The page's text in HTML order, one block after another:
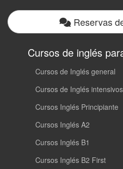
Reservas
Cursos de inglés
Cursos de Inglés general
Cursos de Inglés intensivos
Cursos Inglés Principiante
Cursos Inglés A2
Cursos Inglés B1
Cursos Inglés B2 First